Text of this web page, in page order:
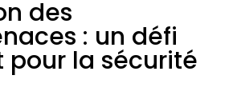
des
: un défi
pour la sécurité